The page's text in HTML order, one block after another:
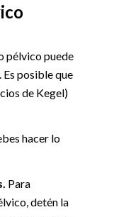
pélvico puede
posible que
de Kegel)
hacer lo
Para
detén la